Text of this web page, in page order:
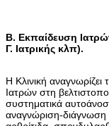
Β. Εκπαίδευση
Γ. Ιατρικής κλπ).
Η Κλινική
Ιατρών στη
συστηματικά
αναγνώριση-διάγνωση